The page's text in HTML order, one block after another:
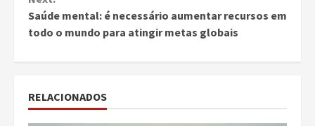
Saúde mental: é necessário aumentar recursos em
todo o mundo para atingir metas globais
RELACIONADOS